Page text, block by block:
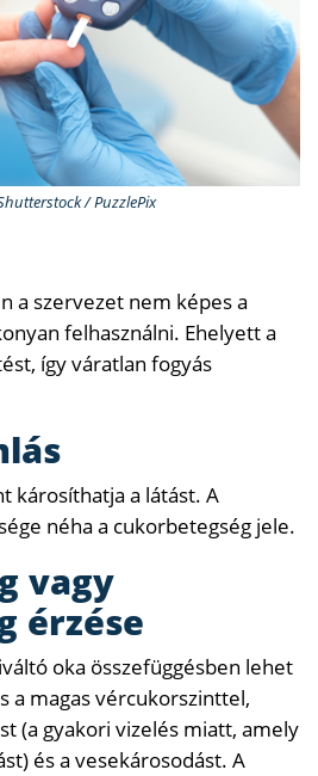
/ PuzzlePix
a szervezet nem képes a
felhasználni. Ehelyett a
így váratlan fogyás
károsíthatja a látást. A
néha a cukorbetegség jele.
vagy
érzése
oka összefüggésben lehet
a magas vércukorszinttel,
(a gyakori vizelés miatt, amely
és a vesekárosodást. A